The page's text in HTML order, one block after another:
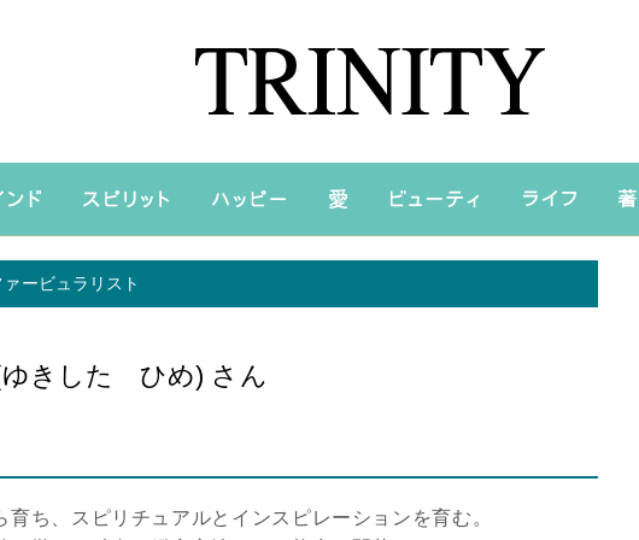
ービュラリスト
ゆきした ひめ) さん
ち、スピリチュアルとインスピレーションを育む。